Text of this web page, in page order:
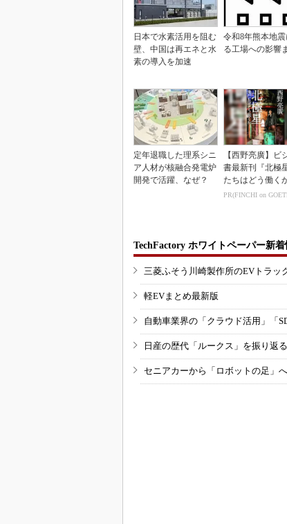
日本で水素活用を阻む
壁、中国は再エネと水
素の導入を加速
令和8年熊本地震
る工場への影響
定年退職した理系シニ
ア人材が核融合発電炉
開発で活躍、なぜ？
【西野亮廣】ビ
書最新刊『北
たちはどう働くか
PR(FINCHI on
TechFactory ホワイトペーパー新着
三菱ふそう川崎製作所のEVトラッ
軽EVまとめ最新版
自動車業界の「クラウド活用」「
日産の歴代「ルークス」を振り返る
セニアカーから「ロボットの足」へ